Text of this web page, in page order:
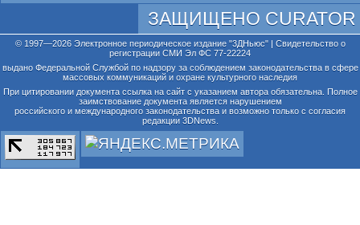
ЗАЩИЩЕНО CURATOR
© 1997—2026 Электронное периодическое издание "3ДНьюс" | Свидетельство о
регистрации СМИ Эл ФС 77-22224
выдано Федеральной Службой по надзору за соблюдением законодательства в сфере
массовых коммуникаций и охране культурного наследия
При цитировании документа ссылка на сайт с указанием автора обязательна. Полное
заимствование документа является нарушением
российского и международного законодательства и возможно только с согласия
редакции 3DNews.